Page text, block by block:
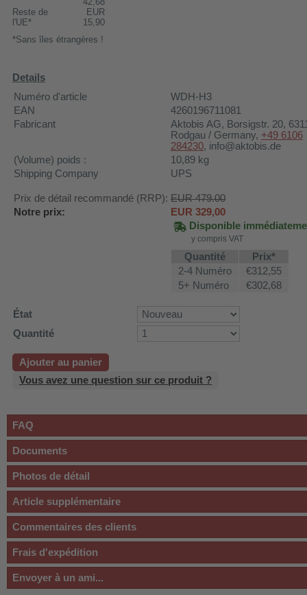
Reste de
l'UE*
EUR
15,90
*Sans îles étrangères !
Details
Numéro d'article
WDH-H3
EAN
4260196711081
Fabricant
Aktobis AG, Borsigstr. 20,
Rodgau / Germany, +49 6106
284230, info@aktobis.de
(Volume) poids :
10,89 kg
Shipping Company
UPS
Prix de détail recommandé (RRP): EUR 479.00
Notre prix:
EUR 329,00
Disponible
y compris VAT
Quantité
Prix*
2-4 Numéro
€312,55
5+ Numéro
€302,68
État
Quantité
Ajouter au panier
Vous avez une question sur ce produit ?
FAQ
Documents
Photos de détail
Article supplémentaire
Commentaires des clients
Frais d'expédition
Envoyer à un ami...